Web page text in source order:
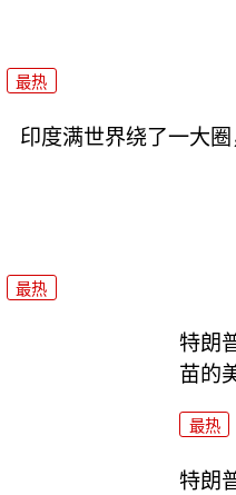
最热
印度满世界绕了一大圈
最热
特朗
苗的
最热
特朗